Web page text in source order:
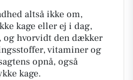
altså ikke om,
kage eller ej i dag,
og hvorvidt den dækker
vitaminer og
opnå, også
kage.